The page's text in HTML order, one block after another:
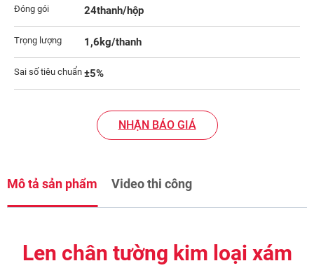
Đóng gói 24thanh/hộp
Trọng lượng 1,6kg/thanh
Sai số tiêu chuẩn ±5%
NHẬN BÁO GIÁ
Mô tả sản phẩm Video thi công
Len chân tường kim loại xám